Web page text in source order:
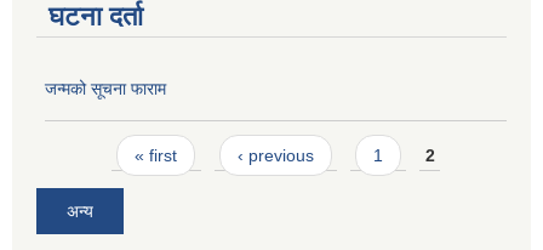
घटना दर्ता
जन्मको सूचना फाराम
Pages« first ‹ previous 1 2
अन्य